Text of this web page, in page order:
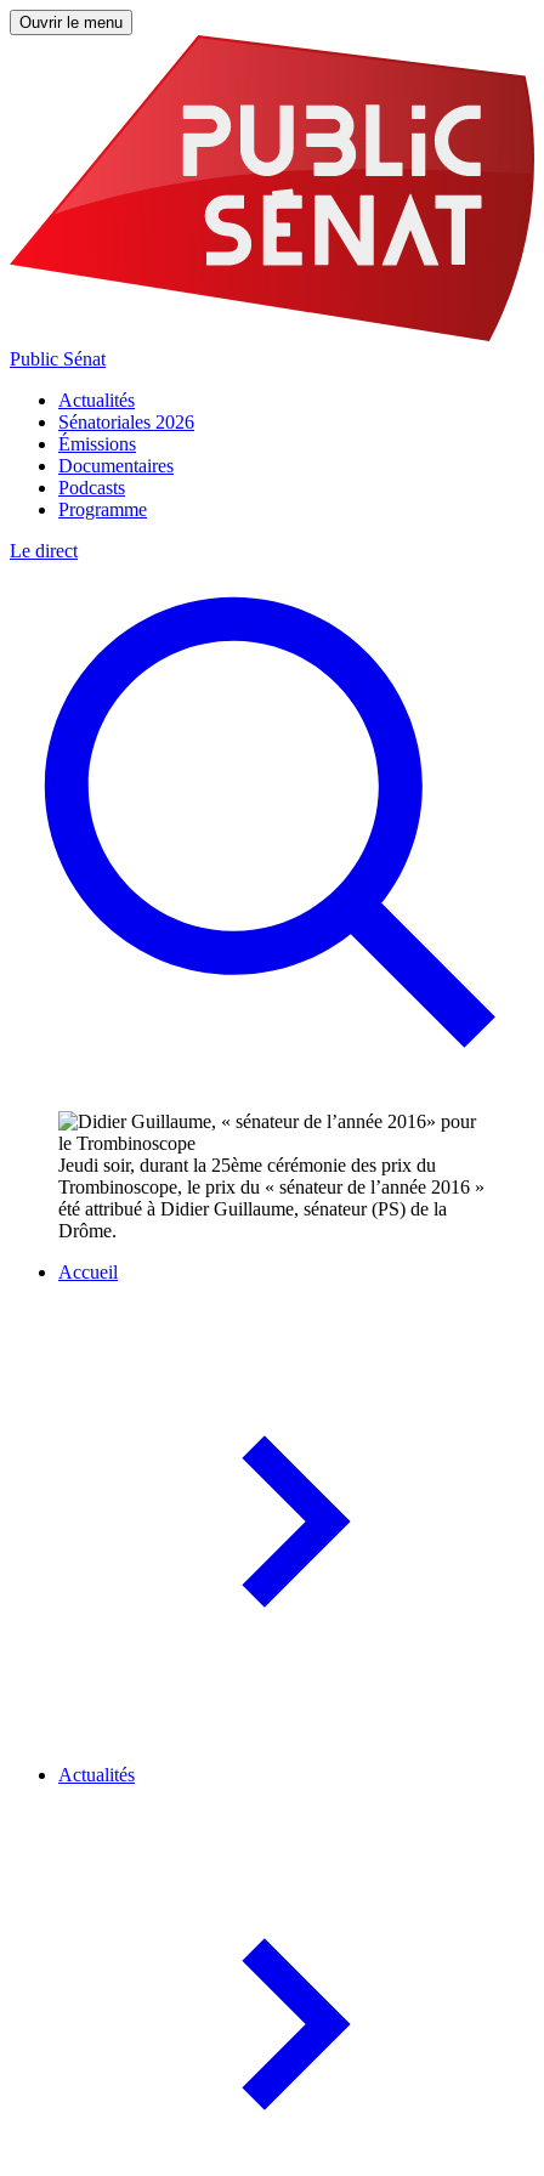
Ouvrir le menu
Public Sénat
Actualités
Sénatoriales 2026
Émissions
Documentaires
Podcasts
Programme
Le direct
Jeudi soir, durant la 25ème cérémonie des prix du
Trombinoscope, le prix du « sénateur de l’année 2016 »
été attribué à Didier Guillaume, sénateur (PS) de la
Drôme.
Accueil
Actualités